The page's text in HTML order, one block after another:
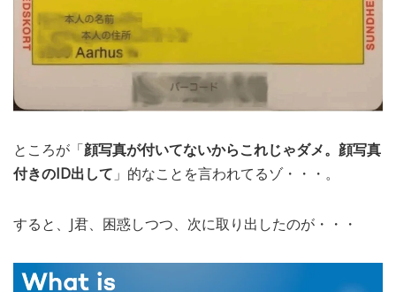
ところが「顔写真が付いてないからこれじゃダメ。顔写真
付きのID出して 」的なことを言われてるゾ・・・。
すると、J君、困惑しつつ、次に取り出したのが・・・